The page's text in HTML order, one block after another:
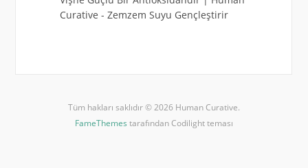
Curative - Zemzem Suyu Gençleştirir
Tüm hakları saklıdır © 2026 Human Curative.
FameThemes tarafından Codilight teması